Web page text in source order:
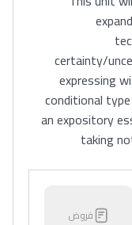
certainty/
expressing
conditional
an expository
taking
فروض